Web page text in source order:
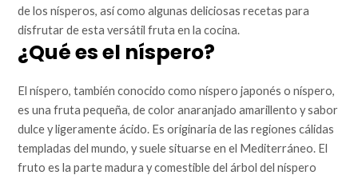
de los nísperos, así como algunas deliciosas recetas para
disfrutar de esta versátil fruta en la cocina.
¿Qué es el níspero?
El níspero, también conocido como níspero japonés o níspero,
es una fruta pequeña, de color anaranjado amarillento y sabor
dulce y ligeramente ácido. Es originaria de las regiones cálidas
templadas del mundo, y suele situarse en el Mediterráneo. El
fruto es la parte madura y comestible del árbol del níspero